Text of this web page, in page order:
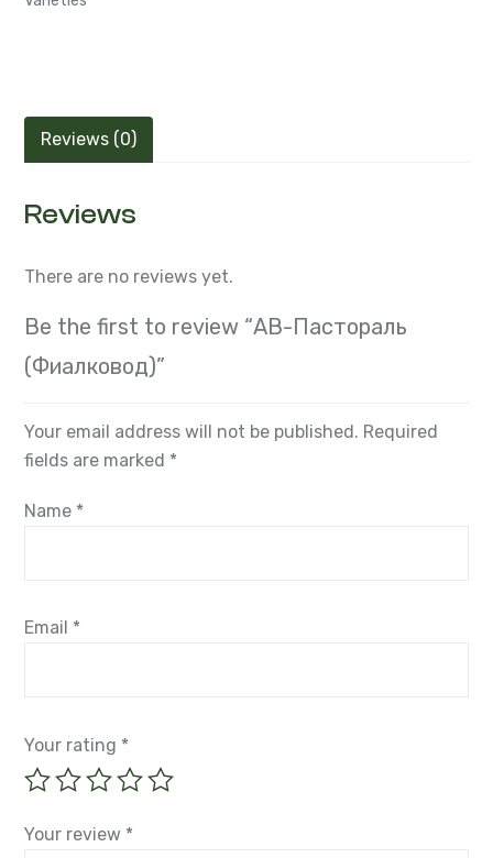
Varieties
Reviews (0)
Reviews
There are no reviews yet.
Be the first to review “АВ-Пастораль
(Фиалковод)”
Your email address will not be published. Required
fields are marked
Name
Email
Your rating
Your review